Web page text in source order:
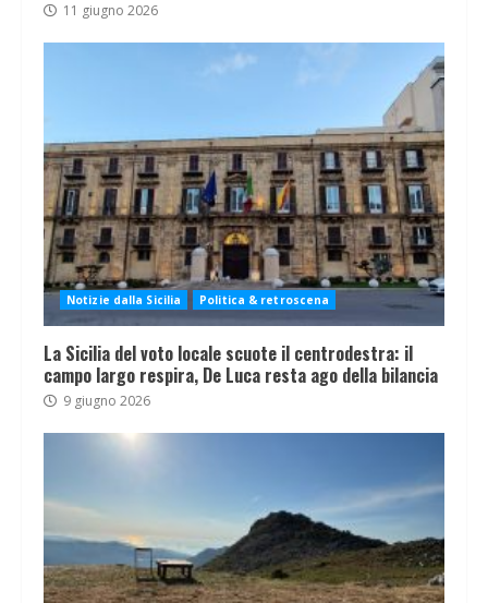
11 giugno 2026
Notizie dalla Sicilia Politica & retroscena
La Sicilia del voto locale scuote il centrodestra: il
campo largo respira, De Luca resta ago della bilancia
9 giugno 2026